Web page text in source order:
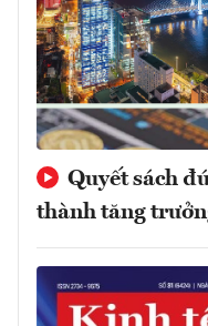
Quyết sách
thành tăng